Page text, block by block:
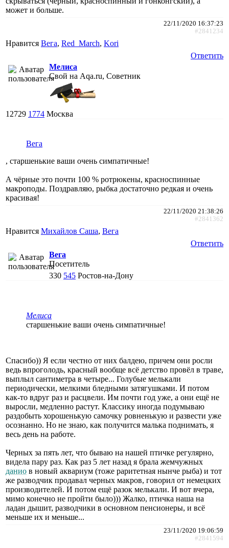
может и больше.
22/11/2020 16:37:23
#2841234
Нравится Вега, Red_March, Kori
Ответить
Мелиса
Свой на Aqa.ru, Советник
12729 1774 Москва
Вега
, старшенькие ваши очень симпатичные!
А чёрные это почти 100 % ротрюкены, красноспинные
макроподы. Поздравляю, рыбка достаточно редкая и очень
красивая!
22/11/2020 21:38:26
#2841362
Нравится Михайлов Саша, Вега
Ответить
Вега
Посетитель
330 545 Ростов-на-Дону
Мелиса
старшенькие ваши очень симпатичные!
Спасибо)) Я если честно от них балдею, причем они росли
ведь впроголодь, красный вообще всё детство провёл в траве,
выплыл сантиметра в четыре... Голубые мелькали
периодически, мелкими бледными затягушками. И потом
как-то вдруг раз и расцвели. Им почти год уже, а они ещё не
выросли, медленно растут. Классику иногда подумываю
раздобыть хорошенькую самочку ровненькую и развести уже
осознанно. Но не знаю, как получится малька поднимать, я
весь день на работе.
Черных за пять лет, что бываю на нашей птичке регулярно,
видела пару раз. Как раз 5 лет назад я брала жемчужных
данио в новый аквариум (тоже раритетная нынче рыба) и тот
же разводчик продавал черных макров, говорил от немецких
производителей. И потом ещё разок мелькали. И вот вчера,
мимо конечно не пройти было))) Жалко, птичка наша на
ладан дышит, разводчики в основном пенсионеры, и всё
меньше их и меньше...
23/11/2020 19:06:59
#2841594